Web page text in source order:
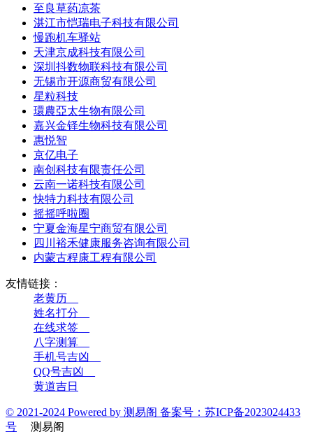
至良草药凉茶
湛江市恺瑞电子科技有限公司
慢跑机车驿站
天津京成科技有限公司
深圳抖数物联科技有限公司
无锡市开源商贸有限公司
星粒科技
環農亞太生物有限公司
嘉兴金铎生物科技有限公司
惠悦智
京亿电子
南创科技有限责任公司
云南一诺科技有限公司
快特力科技有限公司
摇摇呼啦圈
宁夏金海星宁商贸有限公司
四川裕禾健康服务咨询有限公司
内蒙古程康工程有限公司
友情链接：
老黄历__
姓名打分__
在线求签__
八字测算__
手机号吉凶__
QQ号吉凶__
黄道吉日
© 2021-2024 Powered by 测易阁 备案号：苏ICP备2023024433
号 测易阁